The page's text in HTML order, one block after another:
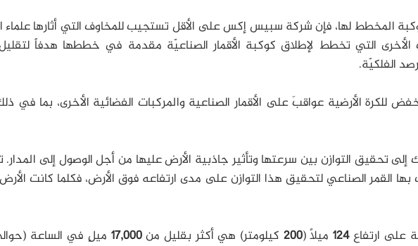
المخطط لها، فإن شركة سبيس إكس على الأقل تستجيب للمخاوف التي أثارها علماء
الأخرى التي تخطط لإطلاق كوكبة الأقمار الصناعيّة مقدمة في خططها هدفاً
الفلكيّة.
للكرة الأرضية عواقبَ على الأقمار الصناعية والمركبات الفضائية الأخرى، بما في
إلى تحقيق التوازن بين سرعتها وتأثير جاذبية الأرض عليها من أجل الوصول إلى المدار.
القمر الصناعي لتحقيق هذا التوازن على مدى ارتفاعه فوق الأرض، فكلما كانت
على ارتفاع124ميلاً (200 كيلومتر) هي أكثر بقليل من17,000 ميلٍ في الساعة